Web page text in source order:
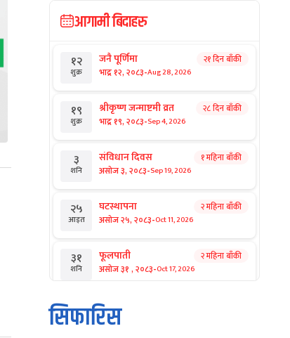
आगामी बिदाहरु
१२
शुक्र
जनै पूर्णिमा
भाद्र १२, २०८३-Aug 28, 2026
२१ दिन बाँकी
१९
शुक्र
श्रीकृष्ण जन्माष्टमी व्रत
भाद्र १९, २०८३-Sep 4, 2026
२८ दिन बाँकी
३
शनि
संविधान दिवस
असोज ३, २०८३-Sep 19, 2026
१ महिना बाँकी
२५
आइत
घटस्थापना
असोज २५, २०८३-Oct 11, 2026
२ महिना बाँकी
३१
शनि
फूलपाती
असोज ३१ , २०८३-Oct 17, 2026
२ महिना बाँकी
१
आइत
कार्तिक सङ्क्रान्ति
कार्तिक १, २०८३
सिफारिस